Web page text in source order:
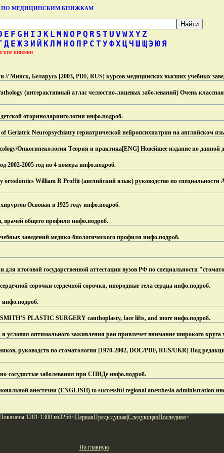
ПО МЕДИЦИНСКИМ КНИЖКАМ
E F G H I J K L M N O P Q R S T U V WXY Z
Д Е Ж З И Й КЛ М Н О П Р С Т УФХЦЧ Ш Щ Э ЮЯ
книжки
// Минск, Беларусь [2003, PDF, RUS] курсов медицинских высших учебных
(интерактивный атлас челюстно-лицевых заболеваний) Очень
оториноларингологии инфо.подроб.
Geriatric Neuropsychiatry гериатрической нейропсихиатрии на английском
Онкогинекология Теория и практика[ENG] Новейшее издание по данной
2002-2005 год по 4 номера инфо.подроб.
William R Proffit (английский язык) руководство по специальности
Основан в 1925 году инфо.подроб.
врачей общего профиля инфо.подроб.
заведений медико-биологического профиля инфо.подроб.
для итоговой государственной аттестации вузов РФ по специальности
сорочки сердечной сорочки, инородные тела сердца инфо.подроб.
инфо.подроб.
PLASTIC SURGERY canthoplasty, face lifts, and more инфо.подроб.
условия оптимального заживления ран привлечет внимание широкого круга
руководств по стоматологии [1970-2002, DOC/PDF, RUS/UKR] Под
сосудистые заболевания при СПИДе инфо.подроб.
анестезии (ENGLISH) to successful regional anesthesia administration
1281-1300 из3256<ПерваяПредыдущая СледующаяПоследняя>
На главную